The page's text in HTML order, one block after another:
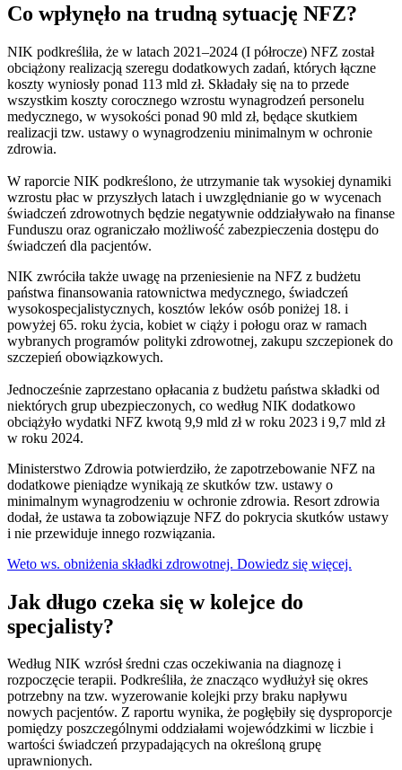
Co wpłynęło na trudną sytuację NFZ?
NIK podkreśliła, że w latach 2021–2024 (I półrocze) NFZ został
obciążony realizacją szeregu dodatkowych zadań, których łączne
koszty wyniosły ponad 113 mld zł. Składały się na to przede
wszystkim koszty corocznego wzrostu wynagrodzeń personelu
medycznego, w wysokości ponad 90 mld zł, będące skutkiem
realizacji tzw. ustawy o wynagrodzeniu minimalnym w ochronie
zdrowia.
W raporcie NIK podkreślono, że utrzymanie tak wysokiej dynamiki
wzrostu płac w przyszłych latach i uwzględnianie go w wycenach
świadczeń zdrowotnych będzie negatywnie oddziaływało na finanse
Funduszu oraz ograniczało możliwość zabezpieczenia dostępu do
świadczeń dla pacjentów.
NIK zwróciła także uwagę na przeniesienie na NFZ z budżetu
państwa finansowania ratownictwa medycznego, świadczeń
wysokospecjalistycznych, kosztów leków osób poniżej 18. i
powyżej 65. roku życia, kobiet w ciąży i połogu oraz w ramach
wybranych programów polityki zdrowotnej, zakupu szczepionek do
szczepień obowiązkowych.
Jednocześnie zaprzestano opłacania z budżetu państwa składki od
niektórych grup ubezpieczonych, co według NIK dodatkowo
obciążyło wydatki NFZ kwotą 9,9 mld zł w roku 2023 i 9,7 mld zł
w roku 2024.
Ministerstwo Zdrowia potwierdziło, że zapotrzebowanie NFZ na
dodatkowe pieniądze wynikają ze skutków tzw. ustawy o
minimalnym wynagrodzeniu w ochronie zdrowia. Resort zdrowia
dodał, że ustawa ta zobowiązuje NFZ do pokrycia skutków ustawy
i nie przewiduje innego rozwiązania.
Weto ws. obniżenia składki zdrowotnej. Dowiedz się więcej.
Jak długo czeka się w kolejce do
specjalisty?
Według NIK wzrósł średni czas oczekiwania na diagnozę i
rozpoczęcie terapii. Podkreśliła, że znacząco wydłużył się okres
potrzebny na tzw. wyzerowanie kolejki przy braku napływu
nowych pacjentów. Z raportu wynika, że pogłębiły się dysproporcje
pomiędzy poszczególnymi oddziałami wojewódzkimi w liczbie i
wartości świadczeń przypadających na określoną grupę
uprawnionych.